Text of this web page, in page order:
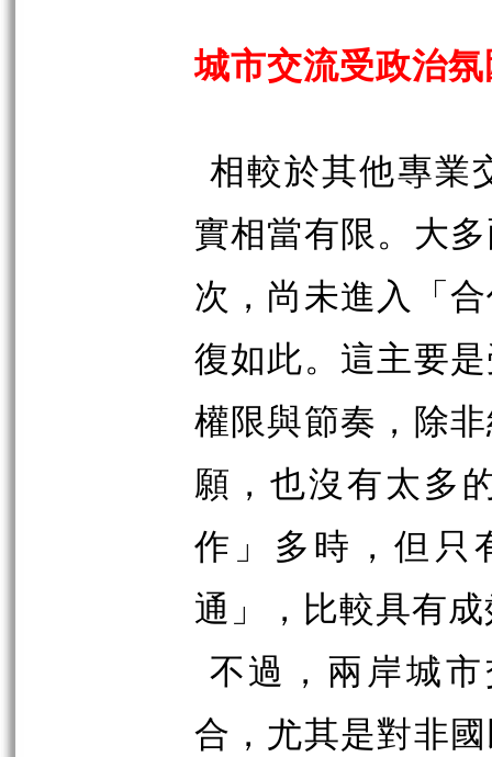
城市交流受政治
相較於其他專業
實相當有限。大
次，尚未進入「
復如此。這主要
權限與節奏，除
願，也沒有太多
作」多時，但只
通」，比較具有
不過，兩岸城
合，尤其是對非